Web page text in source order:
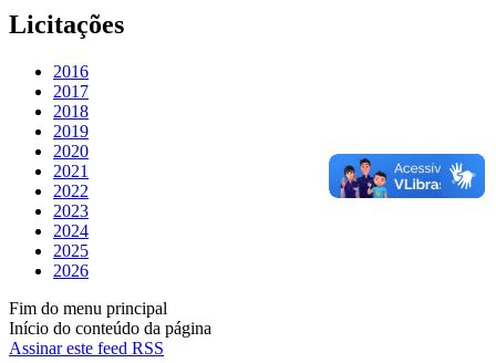
Licitações
2016
2017
2018
2019
2020
2021
2022
2023
2024
2025
2026
Fim do menu principal
Início do conteúdo da página
Assinar este feed RSS